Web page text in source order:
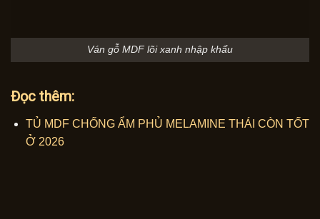
Ván gỗ MDF lõi xanh nhập khẩu
Đọc thêm:
TỦ MDF CHỐNG ẨM PHỦ MELAMINE THÁI CÒN TỐT
Ở 2026